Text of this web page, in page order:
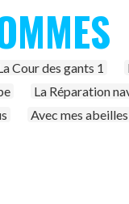
Cour des gants 1
La Réparation
Avec mes abeilles